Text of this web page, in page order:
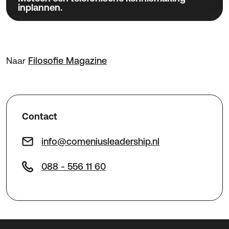
inplannen.
Naar Filosofie Magazine
Contact
info@comeniusleadership.nl
088 - 556 11 60